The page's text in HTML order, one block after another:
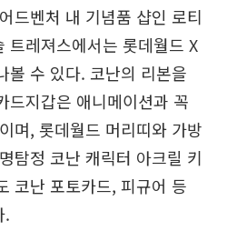
드벤처 내 기념품 샵인 로티
트레져스에서는 롯데월드 X
볼 수 있다. 코난의 리본을
드지갑은 애니메이션과 꼭
며, 롯데월드 머리띠와 가방
탐정 코난 캐릭터 아크릴 키
코난 포토카드, 피규어 등
.